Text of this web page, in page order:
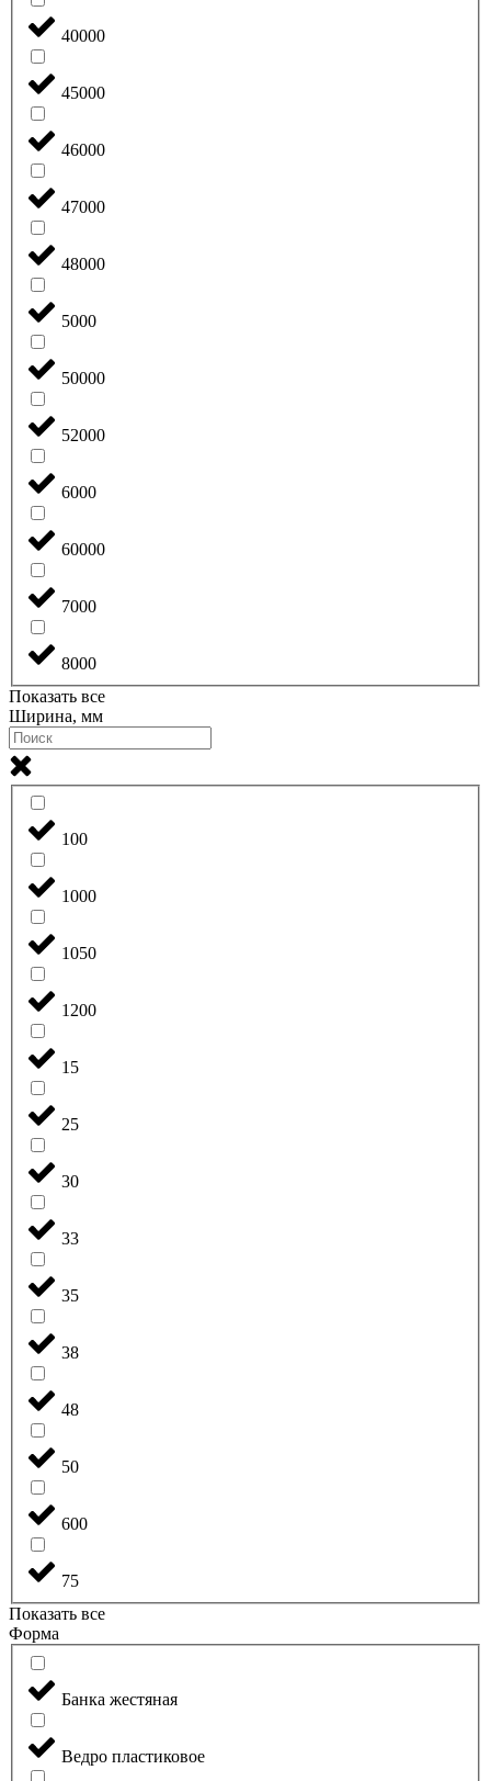
40000
45000
46000
47000
48000
5000
50000
52000
6000
60000
7000
8000
Показать все
Ширина, мм
100
1000
1050
1200
15
25
30
33
35
38
48
50
600
75
Показать все
Форма
Банка жестяная
Ведро пластиковое